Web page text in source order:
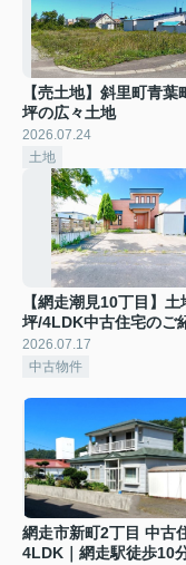
【売土地】斜里町青葉
坪の広々土地
2026.07.24
土地
【網走潮見10丁目】土
坪/4LDK中古住宅のご
2026.07.17
中古物件
網走市新町2丁目 中古
4LDK｜網走駅徒歩10